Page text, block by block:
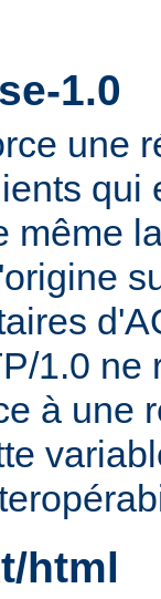
1.0
une
qui
même
1.0 ne
à une
html